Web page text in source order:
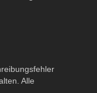
Alle